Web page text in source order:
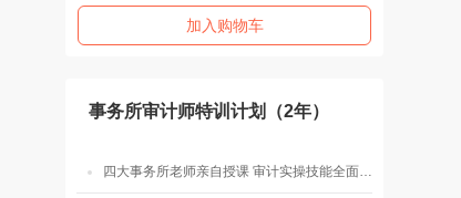
加入购物车
事务所审计师特训计划（2年）
四大事务所老师亲自授课 审计实操技能全面突破